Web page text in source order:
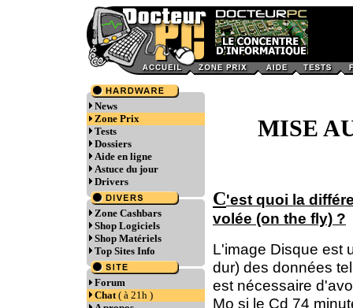
News
Zone Prix
Tests
Dossiers
Aide en ligne
Astuce du jour
Drivers
Zone Cashbars
Shop Logiciels
Shop Matériels
Top Sites Info
Forum
Chat( à 21h )
MISE
C'est quoi la
volée (on the fly) ?
L'image Disque est
dur) des données
est nécessaire
Mo si le Cd 74